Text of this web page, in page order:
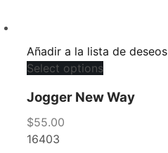
Añadir a la lista de deseos
Select options
Jogger New Way
$55.00
16403